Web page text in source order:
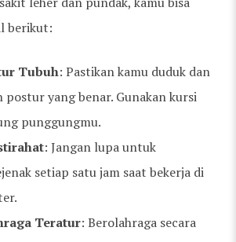
berikut:
Tubuh: Pastikan kamu duduk dan
postur yang benar. Gunakan kursi
punggungmu.
: Jangan lupa untuk
setiap satu jam saat bekerja di
Teratur: Berolahraga secara